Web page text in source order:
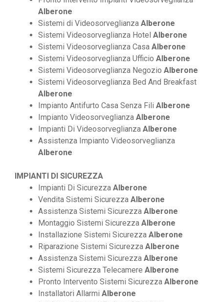
Alberone
Sistemi di Videosorveglianza Alberone
Sistemi Videosorveglianza Hotel Alberone
Sistemi Videosorveglianza Casa Alberone
Sistemi Videosorveglianza Ufficio Alberone
Sistemi Videosorveglianza Negozio Alberone
Sistemi Videosorveglianza Bed And Breakfast
Alberone
Impianto Antifurto Casa Senza Fili Alberone
Impianto Videosorveglianza Alberone
Impianti Di Videosorveglianza Alberone
Assistenza Impianto Videosorveglianza
Alberone
IMPIANTI DI SICUREZZA
Impianti Di Sicurezza Alberone
Vendita Sistemi Sicurezza Alberone
Assistenza Sistemi Sicurezza Alberone
Montaggio Sistemi Sicurezza Alberone
Installazione Sistemi Sicurezza Alberone
Riparazione Sistemi Sicurezza Alberone
Assistenza Sistemi Sicurezza Alberone
Sistemi Sicurezza Telecamere Alberone
Pronto Intervento Sistemi Sicurezza Alberone
Installatori Allarmi Alberone